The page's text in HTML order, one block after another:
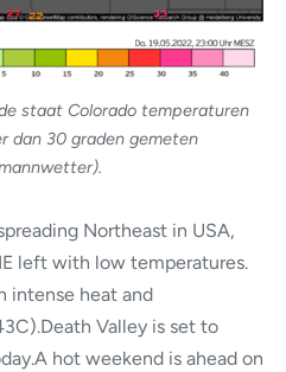
staat Colorado temperaturen
dan 30 graden gemeten
Northeast in USA,
left with low temperatures.
intense heat and
Valley is set to
hot weekend is ahead on